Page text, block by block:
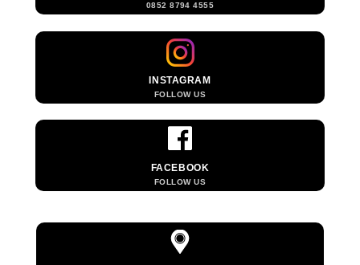
0852 8794 4555
INSTAGRAM
FOLLOW US
FACEBOOK
FOLLOW US